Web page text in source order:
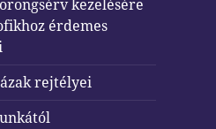
kezelésére
érdemes
rejtélyei